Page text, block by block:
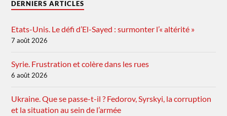
DERNIERS ARTICLES
Etats-Unis. Le défi d’El-Sayed : surmonter l’« altérité »
7 août 2026
Syrie. Frustration et colère dans les rues
6 août 2026
Ukraine. Que se passe-t-il ? Fedorov, Syrskyi, la corruption
et la situation au sein de l’armée